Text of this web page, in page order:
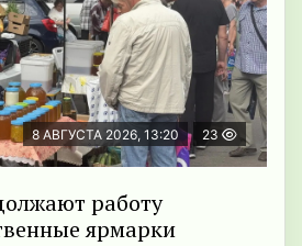
8 АВГУСТА 2026, 13:20 23
работу
ярмарки